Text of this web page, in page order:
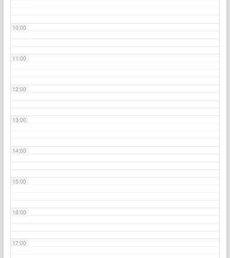
10:00
11:00
12:00
13:00
14:00
15:00
16:00
17:00